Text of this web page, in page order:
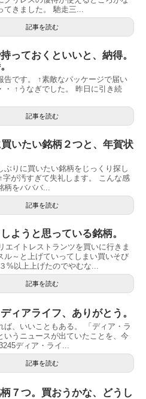
てきました。 馳走三...
記事を読む
っておくといいと、納得。
告です。 ↑素敵なパッケージで届い
・ ↑うなぎでした。 昨日に引き続
記事を読む
いたい銘柄２つと、年賀状
ぶりに買いたい銘柄をじっくり探し
字が汚すぎて失礼します。 こんな感
柄をバババ...
記事を読む
ようと思っている銘柄。
エイトレストランツを買いに行きま
ル～と上げていってしまい買いそび
%以上上げたのでやむな...
記事を読む
ィアライフ、ありがとう。
ば、いいこともある。 「ディア・ラ
いうニュースが出ていたことを、今
ディア・ライ...
記事を読む
７つ。買おうかな、どうし